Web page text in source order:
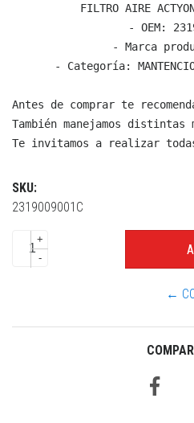
FILTRO AIRE
- OEM:
- Marca
- Categoría:
Antes de comprar te
También manejamos
Te invitamos a realizar
SKU:
2319009001C
+
-
←